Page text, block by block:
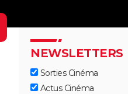
NEWSLETTERS
Sorties Cinéma
Actus Cinéma